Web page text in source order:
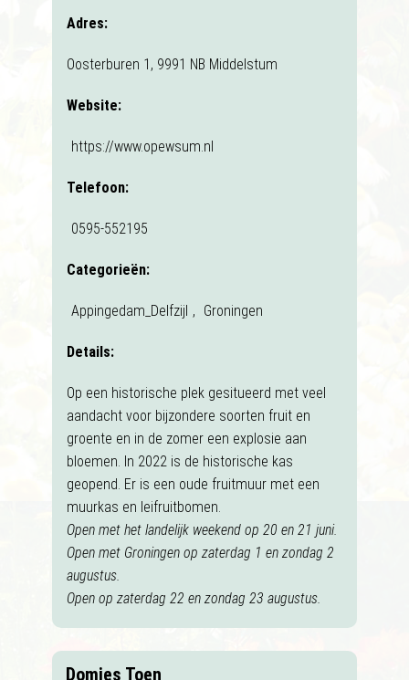
Adres:
Oosterburen 1, 9991 NB Middelstum
Website:
https://www.opewsum.nl
Telefoon:
0595-552195
Categorieën:
Appingedam_Delfzijl , Groningen
Details:
Op een historische plek gesitueerd met veel
aandacht voor bijzondere soorten fruit en
groente en in de zomer een explosie aan
bloemen. In 2022 is de historische kas
geopend. Er is een oude fruitmuur met een
muurkas en leifruitbomen.
Open met het landelijk weekend op 20 en 21 juni.
Open met Groningen op zaterdag 1 en zondag 2
augustus.
Open op zaterdag 22 en zondag 23 augustus.
Domies Toen